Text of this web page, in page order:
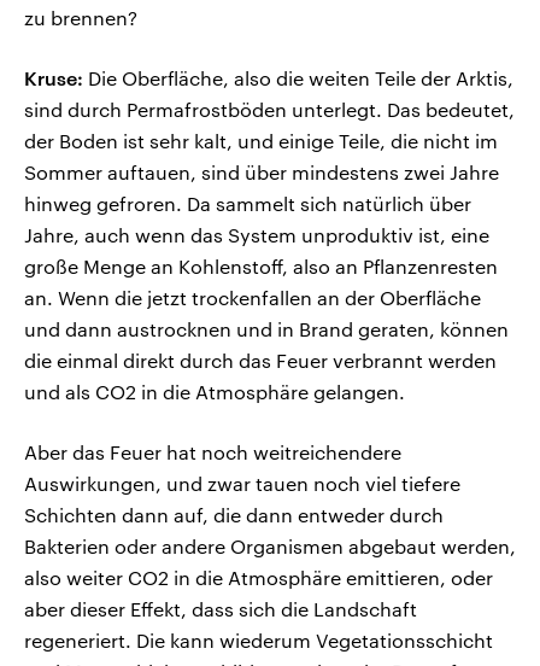
zu brennen?
Kruse: Die Oberfläche, also die weiten Teile der Arktis,
sind durch Permafrostböden unterlegt. Das bedeutet,
der Boden ist sehr kalt, und einige Teile, die nicht im
Sommer auftauen, sind über mindestens zwei Jahre
hinweg gefroren. Da sammelt sich natürlich über
Jahre, auch wenn das System unproduktiv ist, eine
große Menge an Kohlenstoff, also an Pflanzenresten
an. Wenn die jetzt trockenfallen an der Oberfläche
und dann austrocknen und in Brand geraten, können
die einmal direkt durch das Feuer verbrannt werden
und als CO2 in die Atmosphäre gelangen.
Aber das Feuer hat noch weitreichendere
Auswirkungen, und zwar tauen noch viel tiefere
Schichten dann auf, die dann entweder durch
Bakterien oder andere Organismen abgebaut werden,
also weiter CO2 in die Atmosphäre emittieren, oder
aber dieser Effekt, dass sich die Landschaft
regeneriert. Die kann wiederum Vegetationsschicht